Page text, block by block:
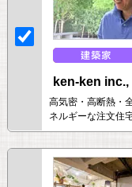
ken-ken inc.,
高気密・高断熱・
ネルギーな注文住